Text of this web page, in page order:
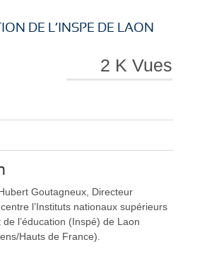
i
r
e
i
r
e
DE L’INSPE DE LAON
2 K Vues
Goutagneux, Directeur
l’Instituts nationaux supérieurs
l’éducation (Inspé) de Laon
Hauts de France).